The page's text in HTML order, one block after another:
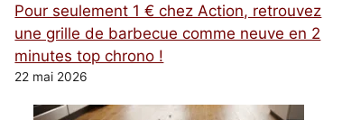
Pour seulement 1 € chez Action, retrouvez
une grille de barbecue comme neuve en 2
minutes top chrono !
22 mai 2026